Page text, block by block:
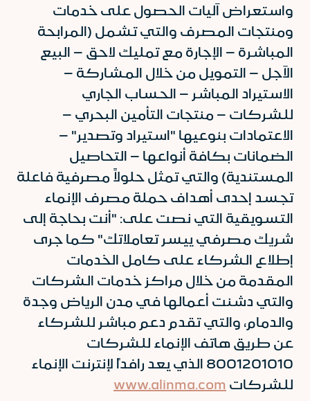
واستعراض آليات الحصول على خدمات
ومنتجات المصرف والتي تشمل (المرابحة
المباشرة – الإجارة مع تمليك لاحق – البيع
الآجل – التمويل من خلال المشاركة –
الاستيراد المباشر – الحساب الجاري
للشركات – منتجات التأمين البحري –
الاعتمادات بنوعيها "استيراد وتصدير" –
الضمانات بكافة أنواعها – التحاصيل
المستندية) والتي تمثل حلولاً مصرفية فاعلة
تجسد إحدى أهداف حملة مصرف الإنماء
التسويقية التي نصت على: "أنت بحاجة إلى
شريك مصرفي ييسر تعاملاتك" كما جرى
إطلاع الشركاء على كامل الخدمات
المقدمة من خلال مراكز خدمات الشركات
والتي دشنت أعمالها في مدن الرياض وجدة
والدمام، والتي تقدم دعم مباشر للشركاء
عن طريق هاتف الإنماء للشركات
8001201010 الذي يعد رافداً لإنترنت الإنماء
للشركات www.alinma.com